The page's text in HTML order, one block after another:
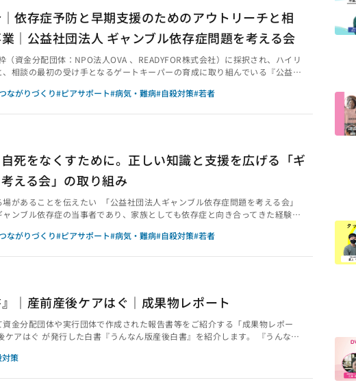
依存症予防と早期支援のためのアウトリーチと相
｜公益社団法人 ギャンブル依存症問題を考える会
資金分配団体：NPO法人OVA 、READYFOR株式会社）に採択され、ハイリ
相談の最初の受け手となるゲートキーパーの育成に取り組んでいる『公益社
」（外部リンク）■第三話「まずは相談」（外部リンク）■第四話「当事者
ながりづくり#ピアサポート#病気・難病#自殺対策#若者
死をなくすために。正しい知識と支援を広げる「ギ
える会」の取り組み
があることを伝えたい 「公益社団法人ギャンブル依存症問題を考える会」
ンブル依存症の当事者であり、家族としても依存症と向き合ってきた経験を
ながれる社会を目指しています。田中紀子さん（以下、田中）「団体発足の
ながりづくり#ピアサポート#病気・難病#自殺対策#若者
｜産前産後ケアはぐ｜成果物レポート
金分配団体や実行団体で作成された報告書等をご紹介する「成果物レポー
ケアはぐ が発行した白書『うんなん版産後白書』を紹介します。 『うんなん
かご存知ですか？出産時の多量出血？帝王切開の合併症？ ・ ・ ・ いいえ、
対策